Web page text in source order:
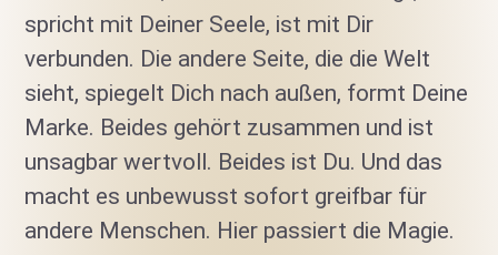
spricht mit Deiner Seele, ist mit Dir
verbunden. Die andere Seite, die die Welt
sieht, spiegelt Dich nach außen, formt Deine
Marke. Beides gehört zusammen und ist
unsagbar wertvoll. Beides ist Du. Und das
macht es unbewusst sofort greifbar für
andere Menschen. Hier passiert die Magie.